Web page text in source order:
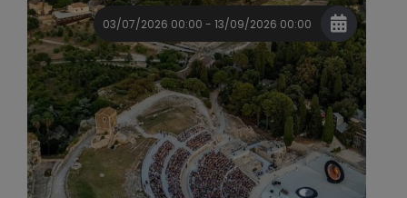
03/07/2026 00:00 - 13/09/2026 00:00